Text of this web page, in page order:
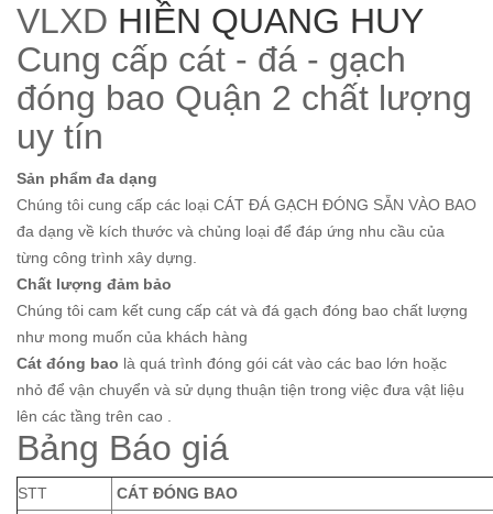
VLXD HIỀN QUANG HUY
Cung cấp cát - đá - gạch
đóng bao Quận 2 chất lượng
uy tín
Sản phẩm đa dạng
Chúng tôi cung cấp các loại CÁT ĐÁ GẠCH ĐÓNG SẴN VÀO BAO
đa dạng về kích thước và chủng loại để đáp ứng nhu cầu của
từng công trình xây dựng.
Chất lượng đảm bảo
Chúng tôi cam kết cung cấp cát và đá gạch đóng bao chất lượng
như mong muốn của khách hàng
Cát đóng bao là quá trình đóng gói cát vào các bao lớn hoặc
nhỏ để vận chuyển và sử dụng thuận tiện trong việc đưa vật liệu
lên các tầng trên cao .
Bảng Báo giá
STT
CÁT ĐÓNG BAO